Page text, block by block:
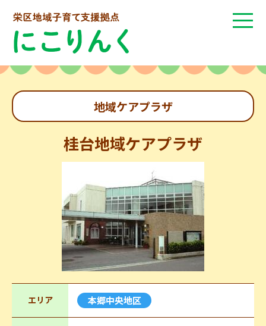
地域ケアプラザ
桂台地域ケアプラザ
エリア 本郷中央地区